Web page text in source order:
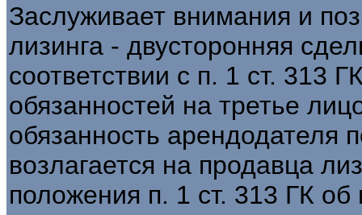
Заслуживает внимания и
лизинга - двусторонняя
соответствии с п. 1 ст. 313
обязанностей на третье
обязанность арендодателя
возлагается на продавца
положения п. 1 ст. 313 ГК об